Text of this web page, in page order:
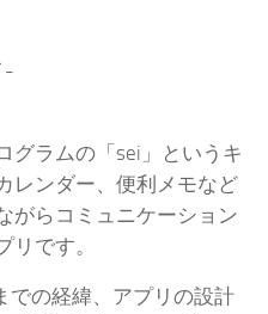
-
グラムの「sei」というキ
レンダー、便利メモなど
がらコミュニケーション
リです。
での経緯、アプリの設計